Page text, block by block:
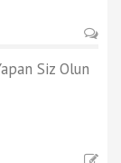
Siz Olun